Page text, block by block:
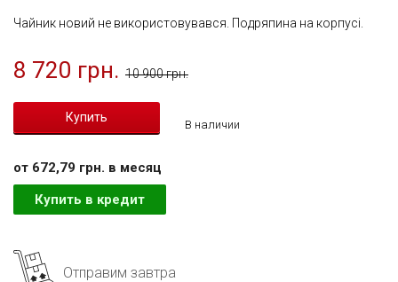
Чайник новий не використовувався. Подряпина на корпусі.
8 720 грн. 10 900 грн.
В наличии
от 672,79 грн. в месяц
Купить в кредит
Отправим завтра